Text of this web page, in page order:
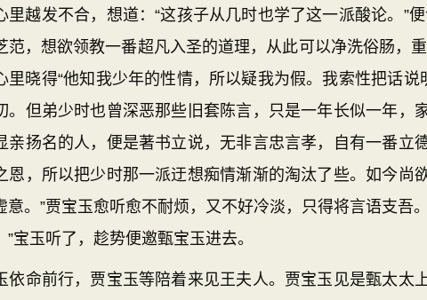
里越发不合，想道：“这孩子从几时也学了这一派酸论。”
范，想欲领教一番超凡入圣的道理，从此可以净洗俗肠，
里晓得“他知我少年的性情，所以疑我为假。我索性把话
。但弟少时也曾深恶那些旧套陈言，只是一年长似一年，
亲扬名的人，便是著书立说，无非言忠言孝，自有一番立
恩，所以把少时那一派迂想痴情渐渐的淘汰了些。如今尚
意。”贾宝玉愈听愈不耐烦，又不好冷淡，只得将言语支吾
”宝玉听了，趁势便邀甄宝玉进去。
前行，贾宝玉等陪着来见王夫人。贾宝玉见是甄太太